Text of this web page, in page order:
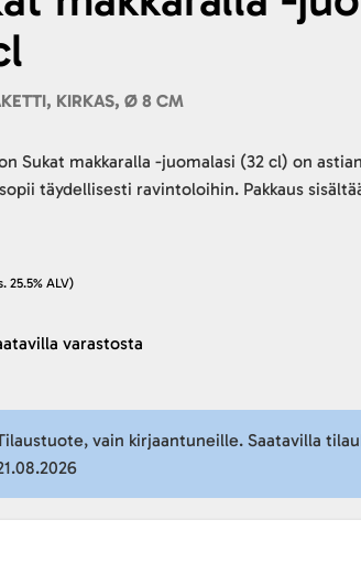
KIRKAS, Ø 8 CM
Sukat makkaralla -juomalasi (32 cl) on
täydellisesti ravintoloihin. Pakkaus
25.5% ALV)
varastosta
vain kirjaantuneille. Saatavilla